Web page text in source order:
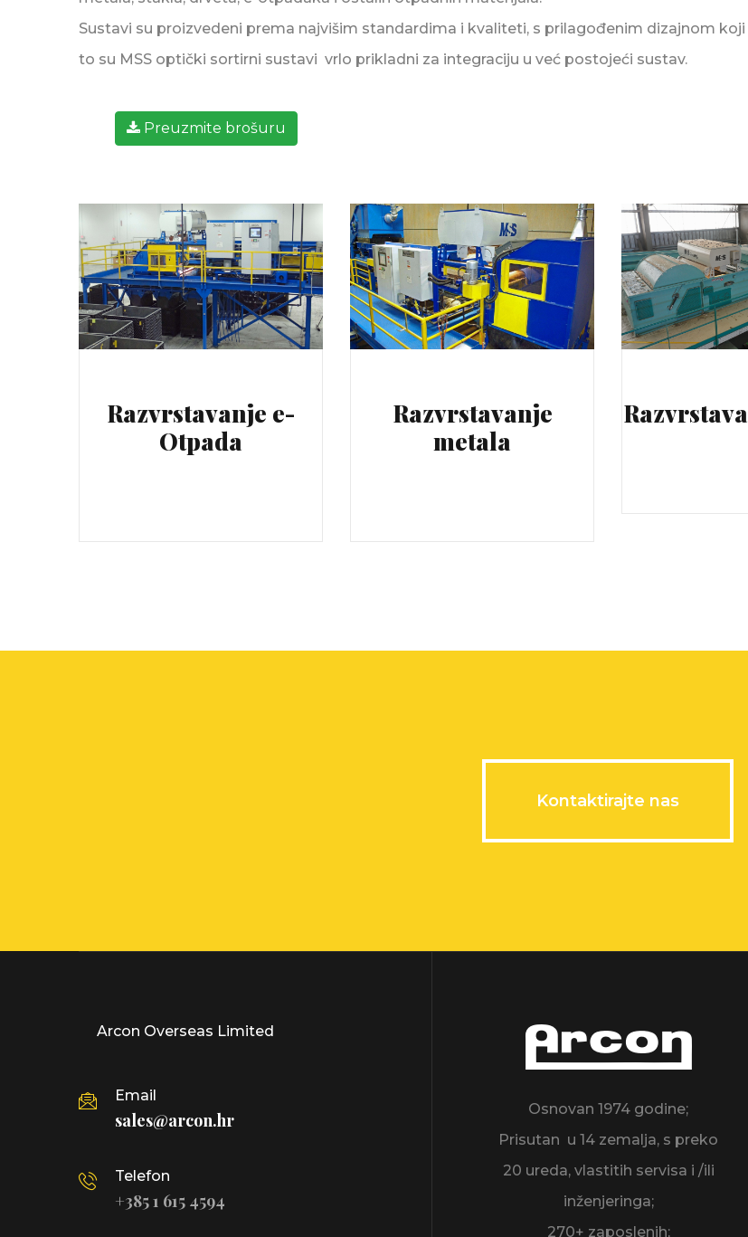
Sustavi su proizvedeni prema najvišim standardima i kvaliteti, s prilagođenim dizajnom
to su MSS optički sortirni sustavi vrlo prikladni za integraciju u već postojeći sustav.
Preuzmite brošuru
Razvrstavanje e-
Otpada
Razvrstavanje
metala
Kontaktirajte nas
Arcon Overseas Limited
Email
sales@arcon.hr
Telefon
+385 1 615 4594
Osnovan 1974 godine;
Prisutan u 14 zemalja, s preko
20 ureda, vlastitih servisa i /ili
inženjeringa;
270+ zaposlenih;